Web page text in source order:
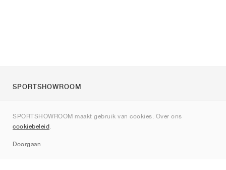
SPORTSHOWROOM maakt gebruik van cookies. Over ons
cookiebeleid.
Doorgaan
SPORTSHOWROOM
Contact
Sitemap